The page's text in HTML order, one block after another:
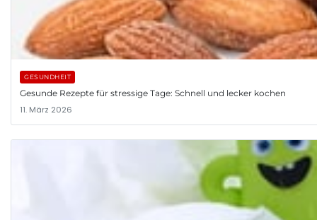
GESUNDHEIT
Gesunde Rezepte für stressige Tage: Schnell und lecker kochen
11. März 2026